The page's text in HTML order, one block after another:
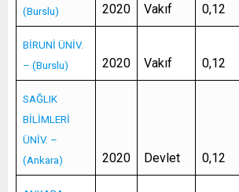
(Burslu)
2020 Vakıf 0,12
BİRUNİ ÜNİV.
– (Burslu)
2020 Vakıf 0,12
SAĞLIK
BİLİMLERİ
ÜNİV. –
(Ankara)
2020 Devlet 0,12